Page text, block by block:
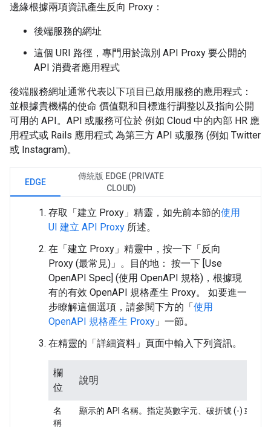
邊緣根據兩項資訊產生反向 Proxy：
後端服務的網址
這個 URI 路徑，專門用於識別 API Proxy 要公開的
API 消費者應用程式
後端服務網址通常代表以下項目已啟用服務的應用程式：
並根據貴機構的使命 價值觀和目標進行調整以及指向公開
可用的 API。API 或服務可位於 例如 Cloud 中的內部 HR 應
用程式或 Rails 應用程式 為第三方 API 或服務 (例如 Twitter
或 Instagram)。
EDGE
傳統版 EDGE (PRIVATE
CLOUD)
存取「建立 Proxy」精靈，如先前本節的使用
UI 建立 API Proxy 所述。
在「建立 Proxy」精靈中，按一下「反向
Proxy (最常見)」 。目的地： 按一下 [Use
OpenAPI Spec] (使用 OpenAPI 規格)，根據現
有的有效 OpenAPI 規格產生 Proxy。 如要進一
步瞭解這個選項，請參閱下方的「使用
OpenAPI 規格產生 Proxy 」一節。
在精靈的「詳細資料」 頁面中輸入下列資訊。
欄
位
說明
名
稱
顯示的 API 名稱。指定英數字元、破折號 (-) 或底